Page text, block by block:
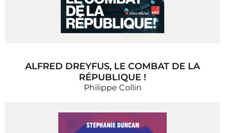
ALFRED DREYFUS, LE COMBAT DE LA
RÉPUBLIQUE !
Philippe Collin